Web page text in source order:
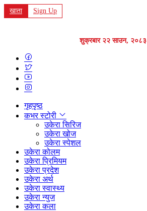
खाता Sign Up
शुक्रबार २२ साउन, २०८३
गृहपृष्ठ
कभर स्टोरी
उकेरा सिरिज
उकेरा खोज
उकेरा स्पेशल
उकेरा कोलम
उकेरा प्रिमियम
उकेरा प्रदेश
उकेरा अर्थ
उकेरा स्वास्थ्य
उकेरा न्युज
उकेरा कला